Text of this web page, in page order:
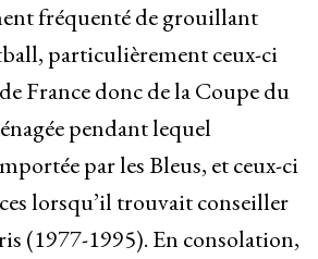
fréquenté de grouillant
particulièrement ceux-ci
France donc de la Coupe du
pendant lequel
par les Bleus, et ceux-ci
lorsqu’il trouvait conseiller
(1977-1995). En consolation,